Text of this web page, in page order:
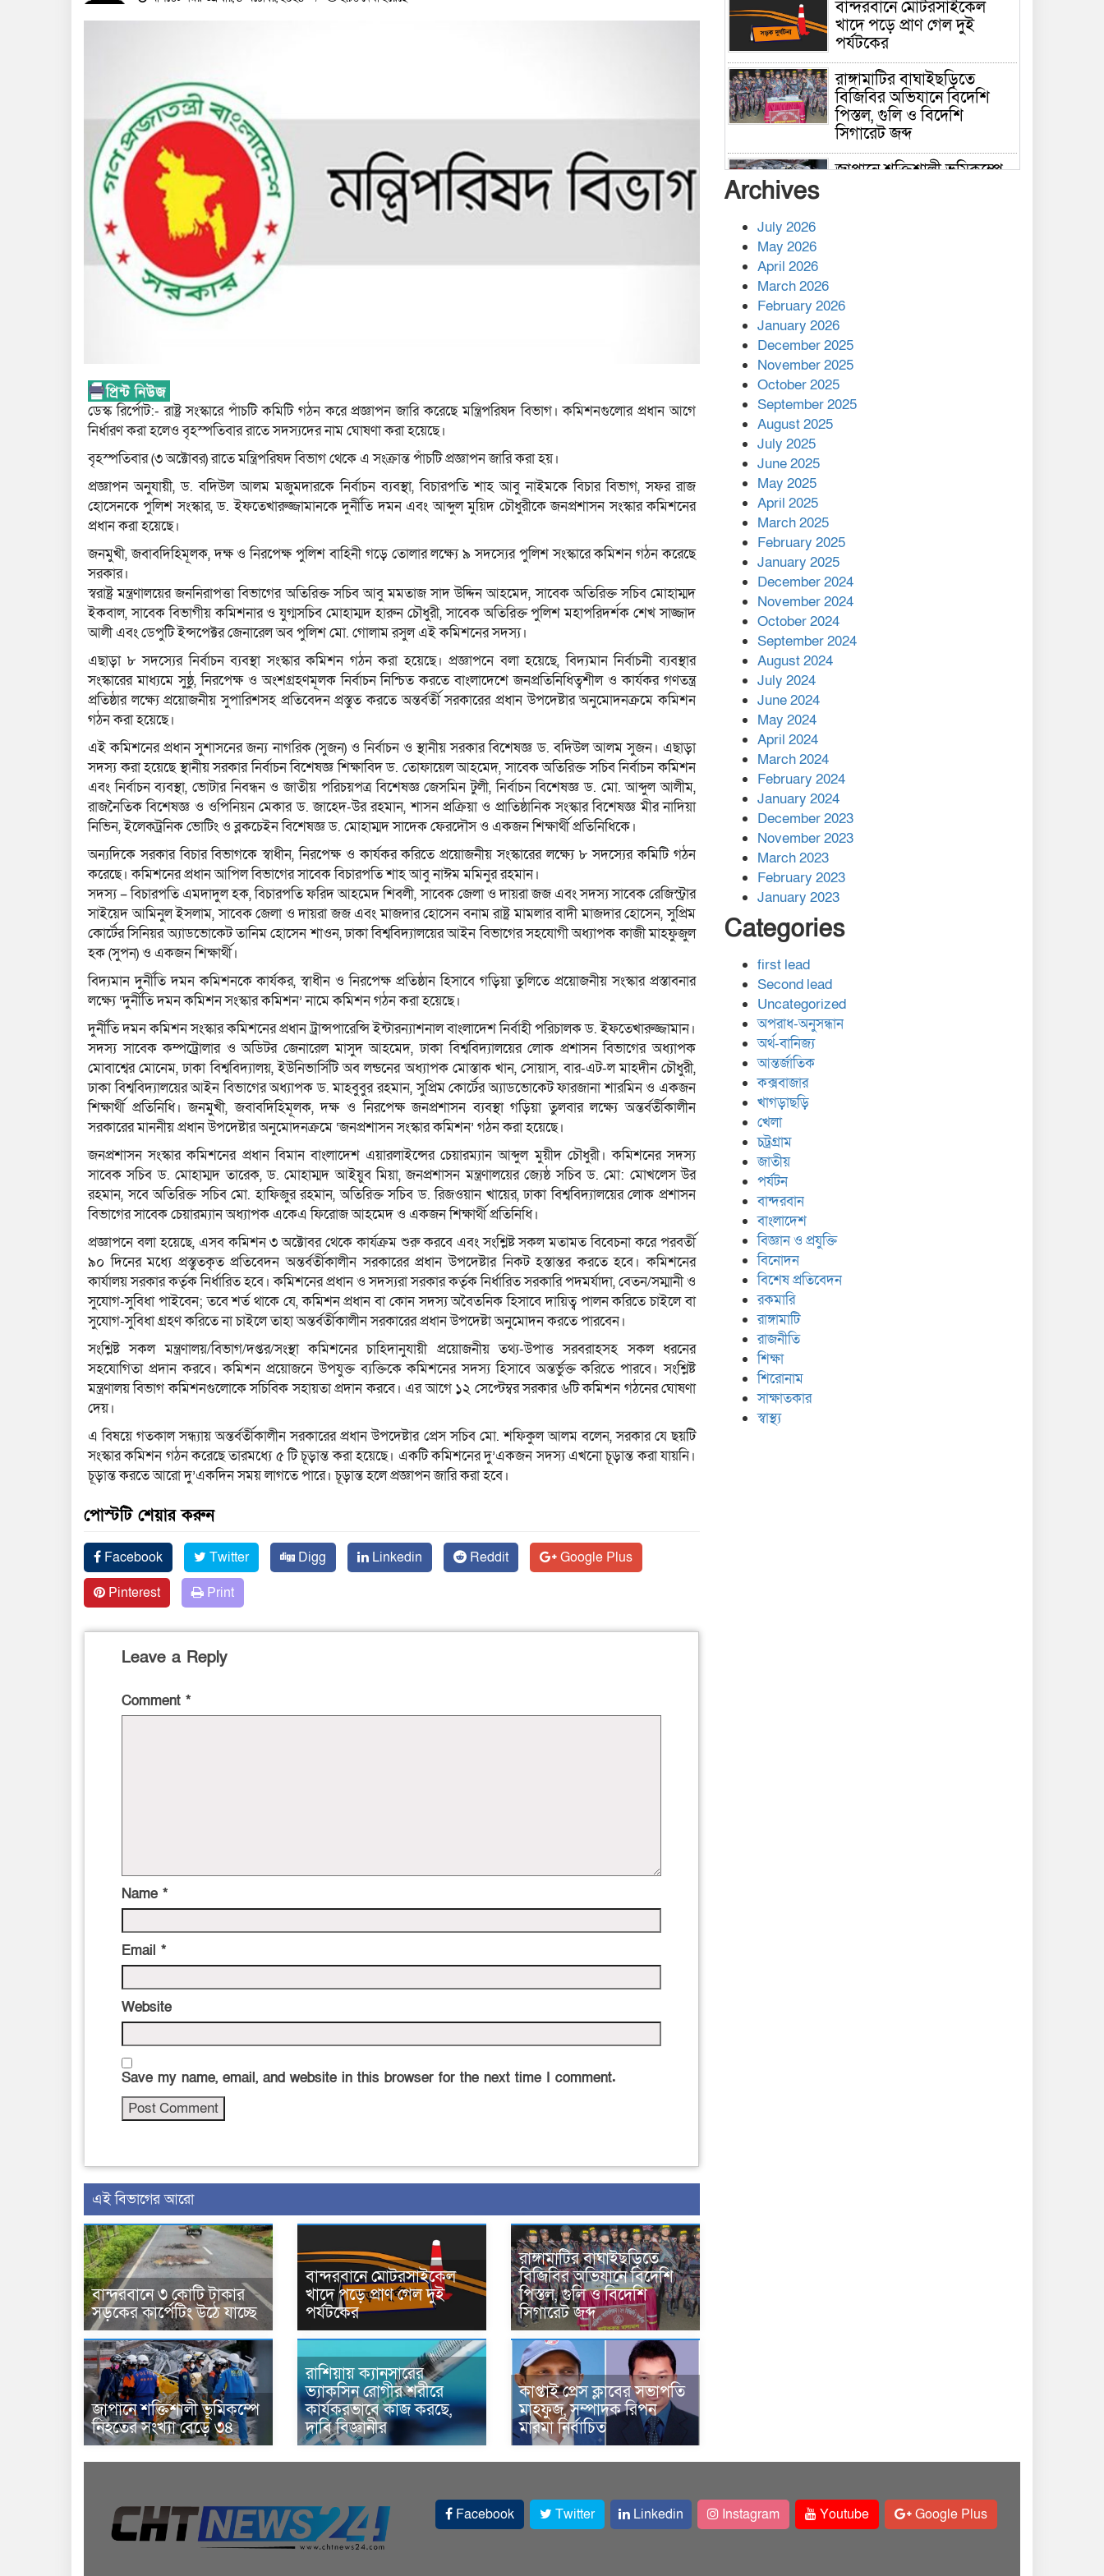
ডেস্ক রির্পোট:- রাষ্ট্র সংস্কারে পাঁচটি কমিটি গঠন করে প্রজ্ঞাপন জারি করেছে মন্ত্রিপরিষদ বিভাগ। কমিশনগুলোর প্রধান আগে
নির্ধারণ করা হলেও বৃহস্পতিবার রাতে সদস্যদের নাম ঘোষণা করা হয়েছে।
বৃহস্পতিবার (৩ অক্টোবর) রাতে মন্ত্রিপরিষদ বিভাগ থেকে এ সংক্রান্ত পাঁচটি প্রজ্ঞাপন জারি করা হয়।
প্রজ্ঞাপন অনুযায়ী, ড. বদিউল আলম মজুমদারকে নির্বাচন ব্যবস্থা, বিচারপতি শাহ আবু নাইমকে বিচার বিভাগ, সফর রাজ
হোসেনকে পুলিশ সংস্কার, ড. ইফতেখারুজ্জামানকে দুর্নীতি দমন এবং আব্দুল মুয়িদ চৌধুরীকে জনপ্রশাসন সংস্কার কমিশনের
প্রধান করা হয়েছে।
জনমুখী, জবাবদিহিমূলক, দক্ষ ও নিরপেক্ষ পুলিশ বাহিনী গড়ে তোলার লক্ষ্যে ৯ সদস্যের পুলিশ সংস্কারে কমিশন গঠন করেছে
সরকার।
স্বরাষ্ট্র মন্ত্রণালয়ের জননিরাপত্তা বিভাগের অতিরিক্ত সচিব আবু মমতাজ সাদ উদ্দিন আহমেদ, সাবেক অতিরিক্ত সচিব মোহাম্মদ
ইকবাল, সাবেক বিভাগীয় কমিশনার ও যুগ্মসচিব মোহাম্মদ হারুন চৌধুরী, সাবেক অতিরিক্ত পুলিশ মহাপরিদর্শক শেখ সাজ্জাদ
আলী এবং ডেপুটি ইন্সপেক্টর জেনারেল অব পুলিশ মো. গোলাম রসুল এই কমিশনের সদস্য।
এছাড়া ৮ সদস্যের নির্বাচন ব্যবস্থা সংস্কার কমিশন গঠন করা হয়েছে। প্রজ্ঞাপনে বলা হয়েছে, বিদ্যমান নির্বাচনী ব্যবস্থার
সংস্কারের মাধ্যমে সুষ্ঠু, নিরপেক্ষ ও অংশগ্রহণমূলক নির্বাচন নিশ্চিত করতে বাংলাদেশে জনপ্রতিনিধিত্বশীল ও কার্যকর গণতন্ত্র
প্রতিষ্ঠার লক্ষ্যে প্রয়োজনীয় সুপারিশসহ প্রতিবেদন প্রস্তুত করতে অন্তর্বর্তী সরকারের প্রধান উপদেষ্টার অনুমোদনক্রমে কমিশন
গঠন করা হয়েছে।
এই কমিশনের প্রধান সুশাসনের জন্য নাগরিক (সুজন) ও নির্বাচন ও স্থানীয় সরকার বিশেষজ্ঞ ড. বদিউল আলম সুজন। এছাড়া
সদস্য করা হয়েছে স্থানীয় সরকার নির্বাচন বিশেষজ্ঞ শিক্ষাবিদ ড. তোফায়েল আহমেদ, সাবেক অতিরিক্ত সচিব নির্বাচন কমিশন
এবং নির্বাচন ব্যবস্থা, ভোটার নিবন্ধন ও জাতীয় পরিচয়পত্র বিশেষজ্ঞ জেসমিন টুলী, নির্বাচন বিশেষজ্ঞ ড. মো. আব্দুল আলীম,
রাজনৈতিক বিশেষজ্ঞ ও ওপিনিয়ন মেকার ড. জাহেদ-উর রহমান, শাসন প্রক্রিয়া ও প্রাতিষ্ঠানিক সংস্কার বিশেষজ্ঞ মীর নাদিয়া
নিভিন, ইলেকট্রনিক ভোটিং ও ব্লকচেইন বিশেষজ্ঞ ড. মোহাম্মদ সাদেক ফেরদৌস ও একজন শিক্ষার্থী প্রতিনিধিকে।
অন্যদিকে সরকার বিচার বিভাগকে স্বাধীন, নিরপেক্ষ ও কার্যকর করিতে প্রয়োজনীয় সংস্কারের লক্ষ্যে ৮ সদস্যের কমিটি গঠন
করেছে। কমিশনের প্রধান আপিল বিভাগের সাবেক বিচারপতি শাহ আবু নাঈম মমিনুর রহমান।
সদস্য – বিচারপতি এমদাদুল হক, বিচারপতি ফরিদ আহমেদ শিবলী, সাবেক জেলা ও দায়রা জজ এবং সদস্য সাবেক রেজিস্ট্রার
সাইয়েদ আমিনুল ইসলাম, সাবেক জেলা ও দায়রা জজ এবং মাজদার হোসেন বনাম রাষ্ট্র মামলার বাদী মাজদার হোসেন, সুপ্রিম
কোর্টের সিনিয়র অ্যাডভোকেট তানিম হোসেন শাওন, ঢাকা বিশ্ববিদ্যালয়ের আইন বিভাগের সহযোগী অধ্যাপক কাজী মাহফুজুল
হক (সুপন) ও একজন শিক্ষার্থী।
বিদ্যমান দুর্নীতি দমন কমিশনকে কার্যকর, স্বাধীন ও নিরপেক্ষ প্রতিষ্ঠান হিসাবে গড়িয়া তুলিতে প্রয়োজনীয় সংস্কার প্রস্তাবনার
লক্ষ্যে ‘দুর্নীতি দমন কমিশন সংস্কার কমিশন’ নামে কমিশন গঠন করা হয়েছে।
দুর্নীতি দমন কমিশন সংস্কার কমিশনের প্রধান ট্রান্সপারেন্সি ইন্টারন্যাশনাল বাংলাদেশ নির্বাহী পরিচালক ড. ইফতেখারুজ্জামান।
সদস্য সাবেক কম্পট্রোলার ও অডিটর জেনারেল মাসুদ আহমেদ, ঢাকা বিশ্ববিদ্যালয়ের লোক প্রশাসন বিভাগের অধ্যাপক
মোবাশ্বের মোনেম, ঢাকা বিশ্ববিদ্যালয়, ইউনিভার্সিটি অব লন্ডনের অধ্যাপক মোস্তাক খান, সোয়াস, বার-এট-ল মাহদীন চৌধুরী,
ঢাকা বিশ্ববিদ্যালয়ের আইন বিভাগের অধ্যাপক ড. মাহবুবুর রহমান, সুপ্রিম কোর্টের অ্যাডভোকেট ফারজানা শারমিন ও একজন
শিক্ষার্থী প্রতিনিধি। জনমুখী, জবাবদিহিমূলক, দক্ষ ও নিরপেক্ষ জনপ্রশাসন ব্যবস্থা গড়িয়া তুলবার লক্ষ্যে অন্তর্বর্তীকালীন
সরকারের মাননীয় প্রধান উপদেষ্টার অনুমোদনক্রমে ‘জনপ্রশাসন সংস্কার কমিশন’ গঠন করা হয়েছে।
জনপ্রশাসন সংস্কার কমিশনের প্রধান বিমান বাংলাদেশ এয়ারলাইন্সের চেয়ারম্যান আব্দুল মুয়ীদ চৌধুরী। কমিশনের সদস্য
সাবেক সচিব ড. মোহাম্মদ তারেক, ড. মোহাম্মদ আইয়ুব মিয়া, জনপ্রশাসন মন্ত্রণালয়ের জ্যেষ্ঠ সচিব ড. মো: মোখলেস উর
রহমান, সবে অতিরিক্ত সচিব মো. হাফিজুর রহমান, অতিরিক্ত সচিব ড. রিজওয়ান খায়ের, ঢাকা বিশ্ববিদ্যালয়ের লোক প্রশাসন
বিভাগের সাবেক চেয়ারম্যান অধ্যাপক একেএ ফিরোজ আহমেদ ও একজন শিক্ষার্থী প্রতিনিধি।
প্রজ্ঞাপনে বলা হয়েছে, এসব কমিশন ৩ অক্টোবর থেকে কার্যক্রম শুরু করবে এবং সংশ্লিষ্ট সকল মতামত বিবেচনা করে পরবর্তী
৯০ দিনের মধ্যে প্রস্তুতকৃত প্রতিবেদন অন্তর্বর্তীকালীন সরকারের প্রধান উপদেষ্টার নিকট হস্তান্তর করতে হবে। কমিশনের
কার্যালয় সরকার কর্তৃক নির্ধারিত হবে। কমিশনের প্রধান ও সদস্যরা সরকার কর্তৃক নির্ধারিত সরকারি পদমর্যাদা, বেতন/সম্মানী ও
সুযোগ-সুবিধা পাইবেন; তবে শর্ত থাকে যে, কমিশন প্রধান বা কোন সদস্য অবৈতনিক হিসাবে দায়িত্ব পালন করিতে চাইলে বা
সুযোগ-সুবিধা গ্রহণ করিতে না চাইলে তাহা অন্তর্বর্তীকালীন সরকারের প্রধান উপদেষ্টা অনুমোদন করতে পারবেন।
সংশ্লিষ্ট সকল মন্ত্রণালয়/বিভাগ/দপ্তর/সংস্থা কমিশনের চাহিদানুযায়ী প্রয়োজনীয় তথ্য-উপাত্ত সরবরাহসহ সকল ধরনের
সহযোগিতা প্রদান করবে। কমিশন প্রয়োজনে উপযুক্ত ব্যক্তিকে কমিশনের সদস্য হিসাবে অন্তর্ভুক্ত করিতে পারবে। সংশ্লিষ্ট
মন্ত্রণালয় বিভাগ কমিশনগুলোকে সচিবিক সহায়তা প্রদান করবে। এর আগে ১২ সেপ্টেম্বর সরকার ৬টি কমিশন গঠনের ঘোষণা
দেয়।
এ বিষয়ে গতকাল সন্ধ্যায় অন্তর্বর্তীকালীন সরকারের প্রধান উপদেষ্টার প্রেস সচিব মো. শফিকুল আলম বলেন, সরকার যে ছয়টি
সংস্কার কমিশন গঠন করেছে তারমধ্যে ৫ টি চূড়ান্ত করা হয়েছে। একটি কমিশনের দু’একজন সদস্য এখনো চূড়ান্ত করা যায়নি।
চূড়ান্ত করতে আরো দু’একদিন সময় লাগতে পারে। চূড়ান্ত হলে প্রজ্ঞাপন জারি করা হবে।
পোস্টটি শেয়ার করুন
Facebook Twitter Digg Linkedin Reddit
Google Plus
Pinterest
Print
Leave a Reply
Comment *
Name *
Email *
Website
Save my name, email, and website in this browser for the next time I comment.
এই বিভাগের আরো
বান্দরবানে ৩ কোটি টাকার
সড়কের কার্পেটিং উঠে যাচ্ছে
বান্দরবানে মোটরসাইকেল
খাদে পড়ে প্রাণ গেল দুই
পর্যটকের
রাঙ্গামাটির বাঘাইছড়িতে
বিজিবির অভিযানে বিদেশি
পিস্তল, গুলি ও বিদেশি
সিগারেট জব্দ
জাপানে শক্তিশালী ভূমিকম্পে
নিহতের সংখ্যা বেড়ে ৩৪
রাশিয়ায় ক্যানসারের
ভ্যাকসিন রোগীর শরীরে
কার্যকরভাবে কাজ করছে,
দাবি বিজ্ঞানীর
কাপ্তাই প্রেস ক্লাবের সভাপতি
মাহফুজ, সম্পাদক রিপন
মারমা নির্বাচিত
বান্দরবানে মোটরসাইকেল
খাদে পড়ে প্রাণ গেল দুই
পর্যটকের
রাঙ্গামাটির বাঘাইছড়িতে
বিজিবির অভিযানে বিদেশি
পিস্তল, গুলি ও বিদেশি
সিগারেট জব্দ
জাপানে শক্তিশালী ভূমিকম্পে
কাপ্তাই প্রেস ক্লাবের সভাপতি
মাহফুজ, সম্পাদক রিপন মারমা
নির্বাচিত
মালয়েশিয়ার প্রধানমন্ত্রীকে চিঠি
দেয়ার পর ফোন তারেক
রহমানের,গ্যাস সঙ্কট
মোকাবিলায় সহায়তার আশ্বাস
এক বিলিয়ন ডলার বিনিয়োগ
হবে আনোয়ারায়
বান্দরবানে বন্যায় ক্ষতিগ্রস্তদের
মাঝে সহায়তা দিলেন সাচিং প্রু
জেরী
Archives
July 2026
May 2026
April 2026
March 2026
February 2026
January 2026
December 2025
November 2025
October 2025
September 2025
August 2025
July 2025
June 2025
May 2025
April 2025
March 2025
February 2025
January 2025
December 2024
November 2024
October 2024
September 2024
August 2024
July 2024
June 2024
May 2024
April 2024
March 2024
February 2024
January 2024
December 2023
November 2023
March 2023
February 2023
January 2023
Categories
first lead
Second lead
Uncategorized
অপরাধ-অনুসন্ধান
অর্থ-বানিজ্য
আন্তর্জাতিক
কক্সবাজার
খাগড়াছড়ি
খেলা
চট্রগ্রাম
জাতীয়
পর্যটন
বান্দরবান
বাংলাদেশ
বিজ্ঞান ও প্রযুক্তি
বিনোদন
বিশেষ প্রতিবেদন
রকমারি
রাঙ্গামাটি
রাজনীতি
শিক্ষা
শিরোনাম
সাক্ষাতকার
স্বাস্থ্য
Facebook Twitter Linkedin Instagram Youtube Google Plus